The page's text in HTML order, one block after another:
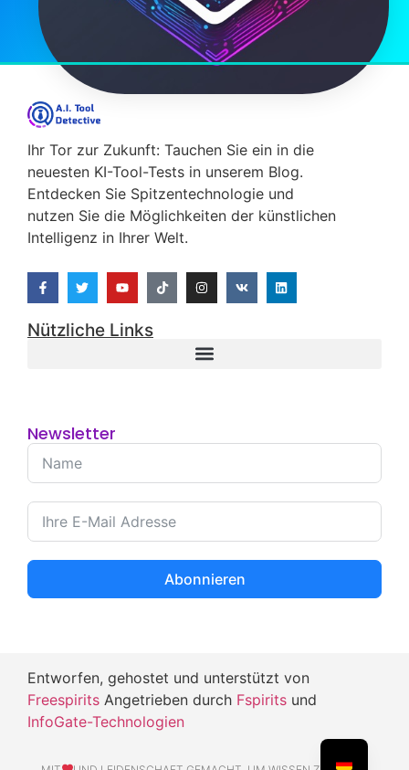
Ihr Tor zur Zukunft: Tauchen Sie ein in die
neuesten KI-Tool-Tests in unserem Blog.
Entdecken Sie Spitzentechnologie und
nutzen Sie die Möglichkeiten der künstlichen
Intelligenz in Ihrer Welt.
Nützliche Links
Newsletter
Abonnieren
Entworfen, gehostet und unterstützt von
Freespirits Angetrieben durch Fspirits und
InfoGate-Technologien